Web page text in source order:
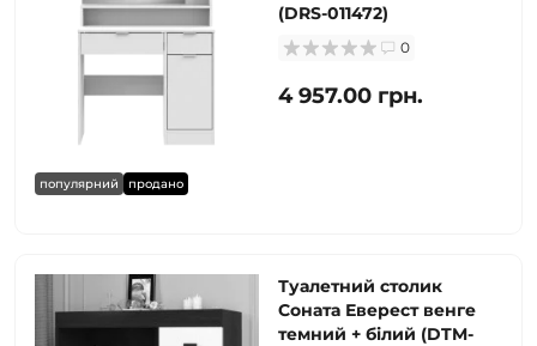
популярний продано
(DRS-011472)
0
4 957.00 грн.
Туалетний столик
Соната Еверест венге
темний + білий (DTM-